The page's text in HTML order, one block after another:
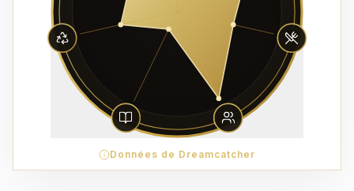
Données de Dreamcatcher